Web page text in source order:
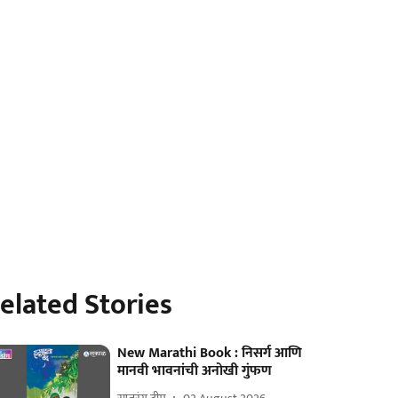
Stories
New Marathi Book : निसर्ग आणि
मानवी भावनांची अनोखी गुंफण